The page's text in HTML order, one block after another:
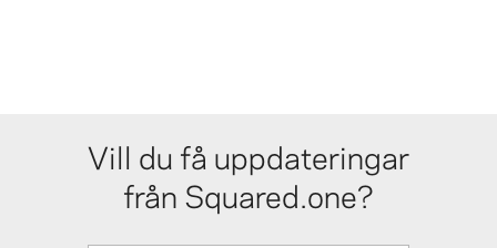
Vill du få uppdateringar
från Squared.one?